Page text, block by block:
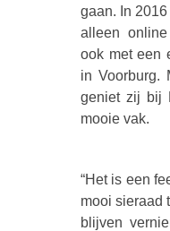
gaan. In
alleen
ook met een
in Voorburg.
geniet zij bij
mooie vak.
“Het is een
mooi sieraad
blijven